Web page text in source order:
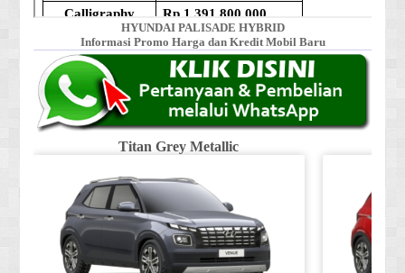
HYUNDAI PALISADE HYBRID
Informasi Promo Harga dan Kredit Mobil Baru
Titan Grey Metallic